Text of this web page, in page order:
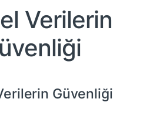
Verilerin
Güvenliği